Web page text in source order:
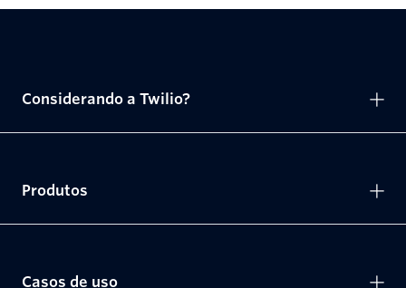
Considerando a Twilio?
Produtos
Casos de uso